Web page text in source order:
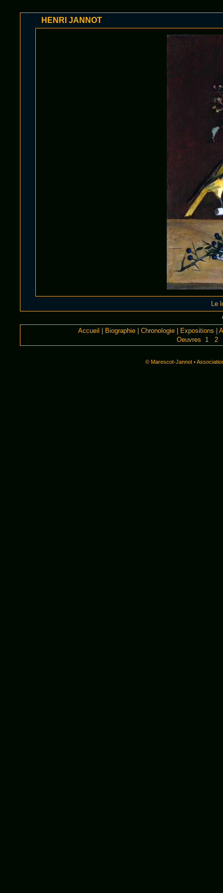
HENRI JANNOT
Le
Accueil Biographie| Chronologie| Expositions
Oeuvres 1
2
© Marescot-Jannot •